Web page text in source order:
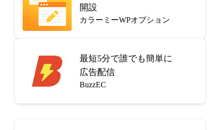
開設
カラーミーWPオプション
最短5分で誰でも簡単に
広告配信
BuzzEC